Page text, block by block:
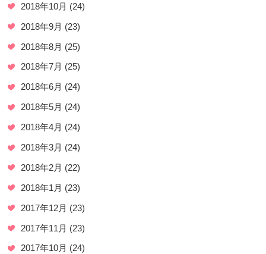
2018年10月 (24)
2018年9月 (23)
2018年8月 (25)
2018年7月 (25)
2018年6月 (24)
2018年5月 (24)
2018年4月 (24)
2018年3月 (24)
2018年2月 (22)
2018年1月 (23)
2017年12月 (23)
2017年11月 (23)
2017年10月 (24)